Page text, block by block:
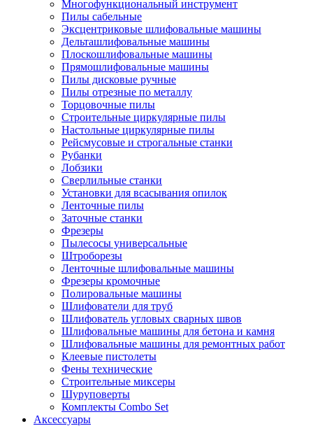
Многофункциональный инструмент
Пилы сабельные
Эксцентриковые шлифовальные машины
Дельташлифовальные машины
Плоскошлифовальные машины
Прямошлифовальные машины
Пилы дисковые ручные
Пилы отрезные по металлу
Торцовочные пилы
Строительные циркулярные пилы
Настольные циркулярные пилы
Рейсмусовые и строгальные станки
Рубанки
Лобзики
Сверлильные станки
Установки для всасывания опилок
Ленточные пилы
Заточные станки
Фрезеры
Пылесосы универсальные
Штроборезы
Ленточные шлифовальные машины
Фрезеры кромочные
Полировальные машины
Шлифователи для труб
Шлифователь угловых сварных швов
Шлифовальные машины для бетона и камня
Шлифовальные машины для ремонтных работ
Клеевые пистолеты
Фены технические
Строительные миксеры
Шуруповерты
Комплекты Combo Set
Аксессуары